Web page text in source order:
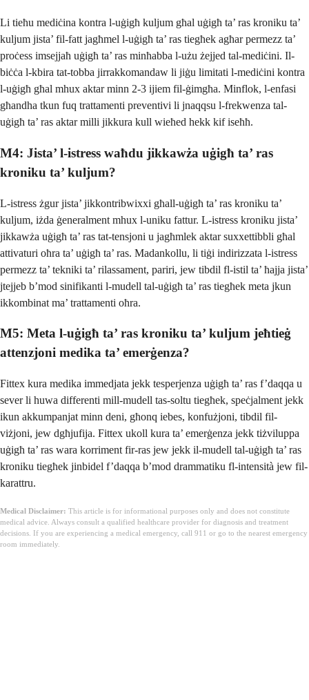
Li tieħu mediċina kontra l-uġigħ kuljum għal uġigħ ta’ ras kroniku ta’
kuljum jista’ fil-fatt jagħmel l-uġigħ ta’ ras tiegħek agħar permezz ta’
proċess imsejjaħ uġigħ ta’ ras minħabba l-użu żejjed tal-mediċini. Il-
biċċa l-kbira tat-tobba jirrakkomandaw li jiġu limitati l-mediċini kontra
l-uġigħ għal mhux aktar minn 2-3 ijiem fil-ġimgħa. Minflok, l-enfasi
għandha tkun fuq trattamenti preventivi li jnaqqsu l-frekwenza tal-
uġigħ ta’ ras aktar milli jikkura kull wieħed hekk kif iseħħ.
M4: Jista’ l-istress waħdu jikkawża uġigħ ta’ ras
kroniku ta’ kuljum?
L-istress żgur jista’ jikkontribwixxi għall-uġigħ ta’ ras kroniku ta’
kuljum, iżda ġeneralment mhux l-uniku fattur. L-istress kroniku jista’
jikkawża uġigħ ta’ ras tat-tensjoni u jagħmlek aktar suxxettibbli għal
attivaturi oħra ta’ uġigħ ta’ ras. Madankollu, li tiġi indirizzata l-istress
permezz ta’ tekniki ta’ rilassament, pariri, jew tibdil fl-istil ta’ ħajja jista’
jtejjeb b’mod sinifikanti l-mudell tal-uġigħ ta’ ras tiegħek meta jkun
ikkombinat ma’ trattamenti oħra.
M5: Meta l-uġigħ ta’ ras kroniku ta’ kuljum jeħtieġ
attenzjoni medika ta’ emerġenza?
Fittex kura medika immedjata jekk tesperjenza uġigħ ta’ ras f’daqqa u
sever li huwa differenti mill-mudell tas-soltu tiegħek, speċjalment jekk
ikun akkumpanjat minn deni, għonq iebes, konfużjoni, tibdil fil-
viżjoni, jew dgħjufija. Fittex ukoll kura ta’ emerġenza jekk tiżviluppa
uġigħ ta’ ras wara korriment fir-ras jew jekk il-mudell tal-uġigħ ta’ ras
kroniku tiegħek jinbidel f’daqqa b’mod drammatiku fl-intensità jew fil-
karattru.
Medical Disclaimer: This article is for informational purposes only and does not constitute
medical advice. Always consult a qualified healthcare provider for diagnosis and treatment
decisions. If you are experiencing a medical emergency, call 911 or go to the nearest emergency
room immediately.